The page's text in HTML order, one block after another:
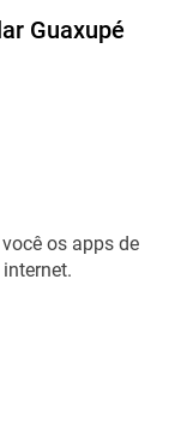
Guaxupé
os apps de